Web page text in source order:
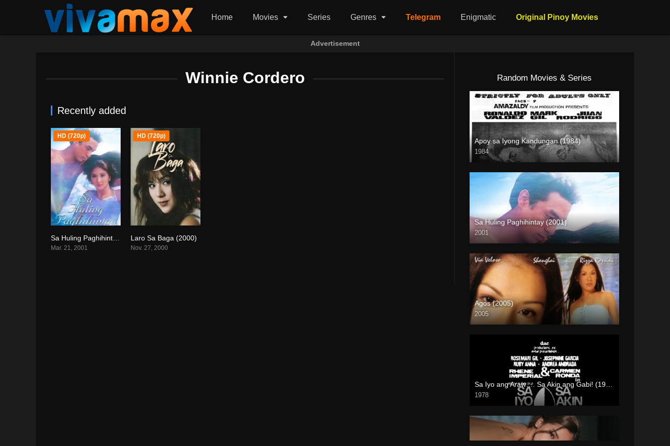
Home Movies Series Genres Telegram Enigmatic Original Pinoy Movies
Advertisement
Winnie Cordero
Recently added
6.4
HD (720p)
Mar. 21, 2001
7.3
HD (720p)
Laro Sa Baga (2000)
Nov. 27, 2000
Random Movies & Series
Apoy sa Iyong Kandungan (1984)
1984
SD (480p)
Sa Huling Paghihintay (2001)
2001
HD (720p)
Agos (2005)
2005
Full HD (1080p)
1978
SD (480p)